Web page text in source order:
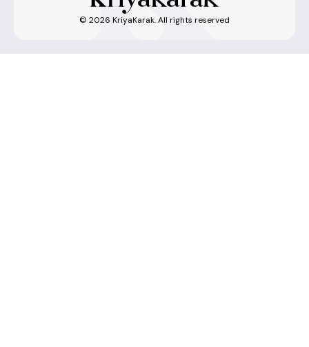
© 2026 KriyaKarak. All rights reserved